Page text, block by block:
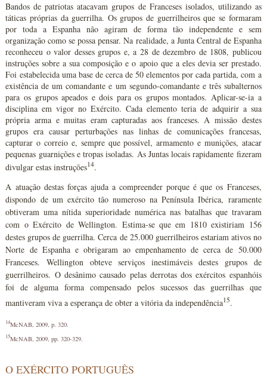
Bandos de patriotas atacavam grupos de Franceses isolados, utilizando as
táticas próprias da guerrilha. Os grupos de guerrilheiros que se formaram
por toda a Espanha não agiram de forma tão independente e sem
organização como se possa pensar. Na realidade, a Junta Central de Espanha
reconheceu o valor desses grupos e, a 28 de dezembro de 1808, publicou
instruções sobre a sua composição e o apoio que a eles devia ser prestado.
Foi estabelecida uma base de cerca de 50 elementos por cada partida, com a
existência de um comandante e um segundo-comandante e três subalternos
para os grupos apeados e dois para os grupos montados. Aplicar-se-ia a
disciplina em vigor no Exército. Cada elemento teria de adquirir a sua
própria arma e muitas eram capturadas aos franceses. A missão destes
grupos era causar perturbações nas linhas de comunicações francesas,
capturar o correio e, sempre que possível, armamento e munições, atacar
pequenas guarnições e tropas isoladas. As Juntas locais rapidamente fizeram
divulgar estas instruções14.
A atuação destas forças ajuda a compreender porque é que os Franceses,
dispondo de um exército tão numeroso na Península Ibérica, raramente
obtiveram uma nítida superioridade numérica nas batalhas que travaram
com o Exército de Wellington. Estima-se que em 1810 existiriam 156
destes grupos de guerrilha. Cerca de 25.000 guerrilheiros estariam ativos no
Norte de Espanha e obrigaram ao empenhamento de cerca de 50.000
Franceses. Wellington obteve serviços inestimáveis destes grupos de
guerrilheiros. O desânimo causado pelas derrotas dos exércitos espanhóis
foi de alguma forma compensado pelos sucessos das guerrilhas que
mantiveram viva a esperança de obter a vitória da independência15.
14McNAB, 2009, p. 320.
15McNAB, 2009, pp. 320-329.
O EXÉRCITO PORTUGUÊS